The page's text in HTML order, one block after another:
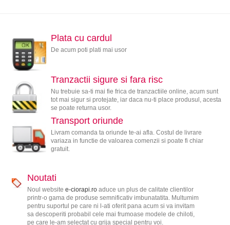
Plata cu cardul
De acum poti plati mai usor
Tranzactii sigure si fara risc
Nu trebuie sa-ti mai fie frica de tranzactiile online, acum sunt
tot mai sigur si protejate, iar daca nu-ti place produsul, acesta
se poate returna usor.
Transport oriunde
Livram comanda ta oriunde te-ai afla. Costul de livrare
variaza in functie de valoarea comenzii si poate fi chiar
gratuit.
Noutati
Noul website e-ciorapi.roaduce un plus de calitate clientilor
printr-o gama de produse semnificativ imbunatatita. Multumim
pentru suportul pe care ni l-ati oferit pana acum si va invitam
sa descoperiti probabil cele mai frumoase modele de chiloti,
pe care le-am selectat cu grija special pentru voi.